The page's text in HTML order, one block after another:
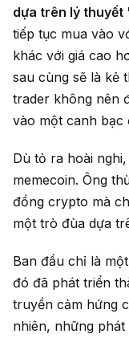
dựa trên lý thuyết
tiếp tục mua vào
khác với giá cao
sau cùng sẽ là kẻ
trader không nên
vào một canh bạc
Dù tỏ ra hoài
memecoin. Ông
đồng crypto mà
một trò đùa dựa
Ban đầu chỉ là
đó đã phát triển
truyền cảm hứng
nhiên, những